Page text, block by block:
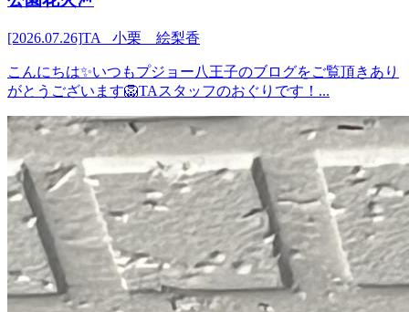
[2026.07.26]TA 小栗 絵梨香
こんにちは✨いつもプジョー八王子のブログをご覧頂きあり
がとうございます🦁TAスタッフのおぐりです！...